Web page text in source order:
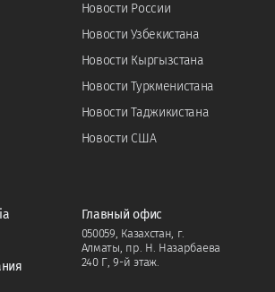
Новости России
Новости Узбекистана
Новости Кыргызстана
Новости Туркменистана
Новости Таджикистана
Новости США
Главный офис
050059, Казахстан, г.
Алматы, пр. Н. Назарбаева
240 Г, 9-й этаж.